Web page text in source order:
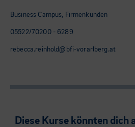
Business Campus, Firmenkunden
05522/70200 - 6289
rebecca.reinhold@bfi-vorarlberg.at
Diese Kurse könnten dich